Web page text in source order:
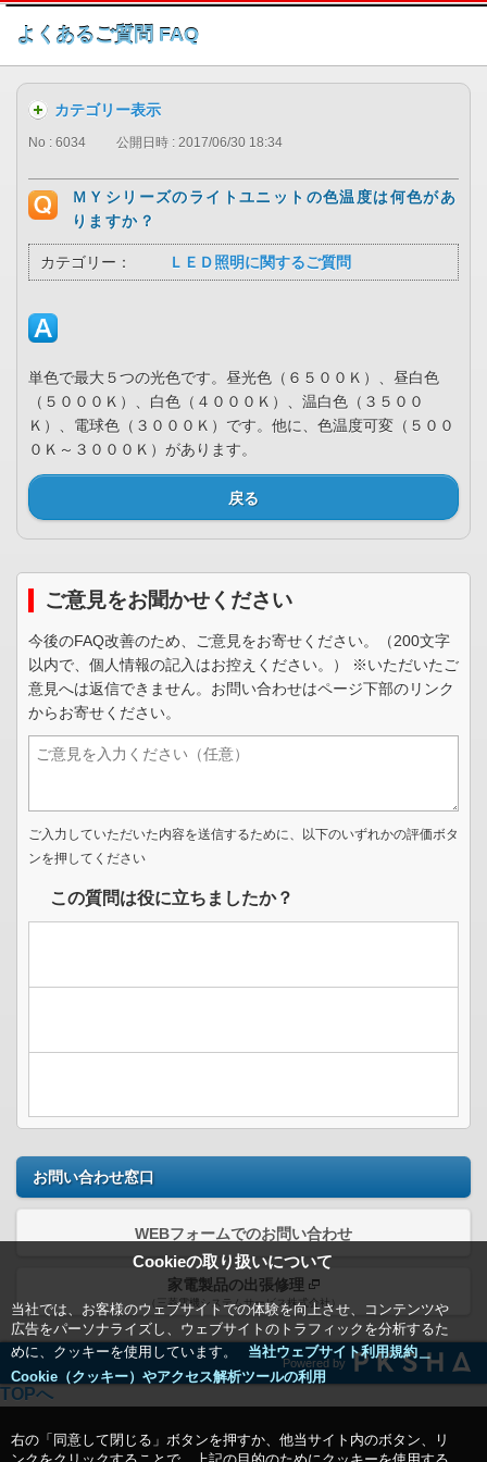
このページの本文へ
よくあるご質問 FAQ
Cookieの取り扱いについて
当社では、お客様のウェブサイトでの体験を向上させ、コンテンツや
広告をパーソナライズし、ウェブサイトのトラフィックを分析するた
めに、クッキーを使用しています。
当社ウェブサイト利用規約＿
Cookie（クッキー）やアクセス解析ツールの利用
右の「同意して閉じる」ボタンを押すか、他当サイト内のボタン、リ
カテゴリー表示
No : 6034 公開日時 : 2017/06/30 18:34
ＭＹシリーズのライトユニットの色温度は何色があ
りますか？
カテゴリー： ＬＥＤ照明に関するご質問
単色で最大５つの光色です。昼光色（６５００Ｋ）、昼白色
（５０００Ｋ）、白色（４０００Ｋ）、温白色（３５００
Ｋ）、電球色（３０００Ｋ）です。他に、色温度可変（５００
０Ｋ～３０００Ｋ）があります。
戻る
ご意見をお聞かせください
今後のFAQ改善のため、ご意見をお寄せください。（200文字
以内で、個人情報の記入はお控えください。） ※いただいたご
意見へは返信できません。お問い合わせはページ下部のリンク
からお寄せください。
ご入力していただいた内容を送信するために、以下のいずれかの評価ボタ
ンを押してください
この質問は役に立ちましたか？
お問い合わせ窓口
WEBフォームでのお問い合わせ
家電製品の出張修理
（三菱電機システムサービス株式会社）
Powered by
TOPへ